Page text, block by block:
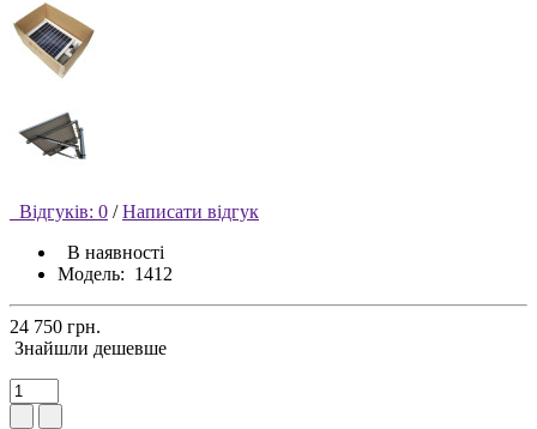
Відгуків: 0 / Написати відгук
В наявності
Модель: 1412
24 750 грн.
Знайшли дешевше